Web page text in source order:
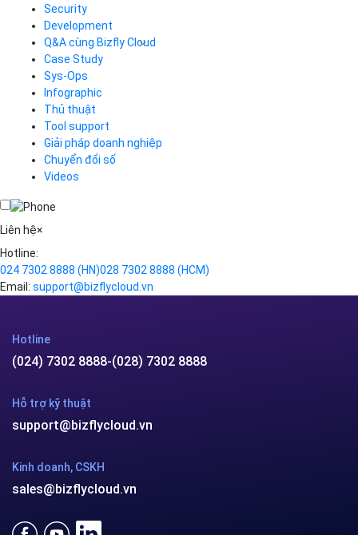
Load Balancer
Auto Scaling
Container Registry
Kubernetes
Cloud Database
Call Center
Business Email
Simple Storage
VOD
VPN
Traffic Manager
Cloud VPS
Videos
Security
Development
Q&A cùng Bizfly Cloud
Q&A về Bizfly Cloud Server
Thao tác kết nối tới server
Videos
Q&A về Bizfly Business Email
Videos
Case Study
Sys-Ops
Infographic
Thủ thuật
Tool support
Giải pháp doanh nghiệp
Chuyển đổi số
Videos
Liên hệ×
Hotline:
024 7302 8888 (HN)028 7302 8888 (HCM)
Email: support@bizflycloud.vn
Hotline
(024) 7302 8888-(028) 7302 8888
Hỗ trợ kỹ thuật
support@bizflycloud.vn
Kinh doanh, CSKH
sales@bizflycloud.vn